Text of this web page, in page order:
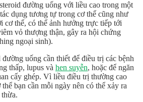
đường uống với liều cao trong một
dụng tương tự trong cơ thể cũng như
cơ thể, có thể ảnh hưởng trực tiếp tới
vỏ thượng thận, gây ra hội chứng
ngoại sinh).
uống cần thiết để điều trị các bệnh
thấp, lupus và hen suyễn, hoặc để ngăn
cấy ghép. Vì liều điều trị thường cao
bạn cần mỗi ngày nên có thể xảy ra